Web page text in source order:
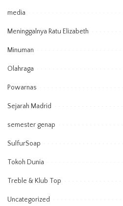
media
Meninggalnya Ratu Elizabeth
Minuman
Olahraga
Powarnas
Sejarah Madrid
semester genap
SulfurSoap
Tokoh Dunia
Treble & Klub Top
Uncategorized